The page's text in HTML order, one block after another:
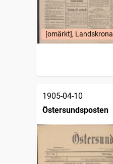
[omärkt], Landskrona
1905-04-10
Östersundsposten